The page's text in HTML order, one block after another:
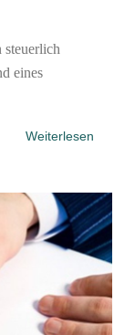
steuerlich
eines
Weiterlesen